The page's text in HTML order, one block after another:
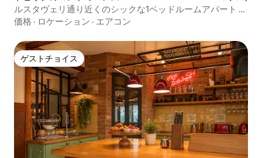
ルスタヴェリ通り近くのシックな1ベッドルームアパート -
Wehost提供
価格 · ロケーション · エアコン
ゲストチョイス
ゲストチョイス